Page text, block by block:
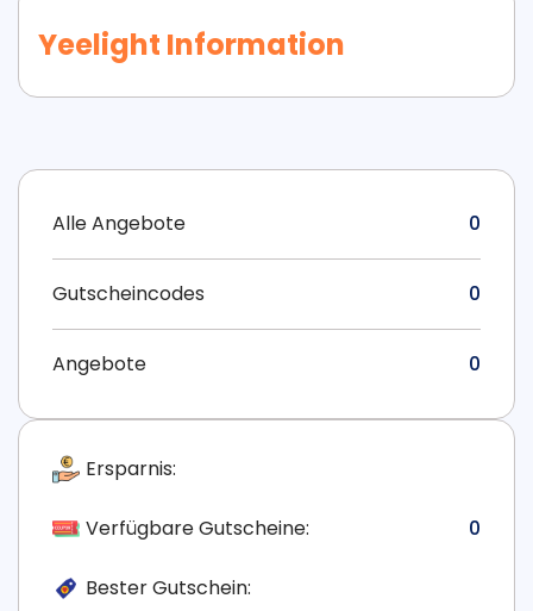
Yeelight Information
Alle Angebote 0
Gutscheincodes 0
Angebote 0
Ersparnis:
Verfügbare Gutscheine: 0
Bester Gutschein: